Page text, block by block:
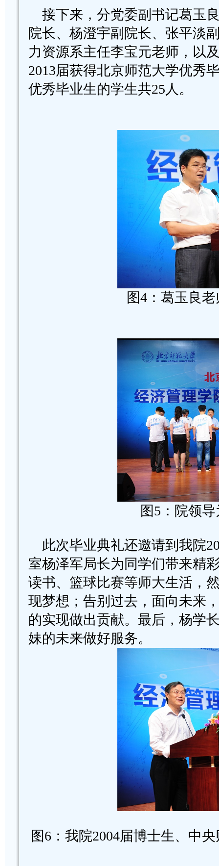
接下来，分党委副书记葛玉
院长、杨澄宇副院长、张平淡
力资源系主任李宝元老师，以
2013届获得北京师范大学优秀
优秀毕业生的学生共25人。
图4：葛玉良
图5：院领
此次毕业典礼还邀请到我院
室杨泽军局长为同学们带来精
读书、篮球比赛等师大生活，
现梦想；告别过去，面向未来
的实现做出贡献。最后，杨学
妹的未来做好服务。
图6：我院2004届博士生、中